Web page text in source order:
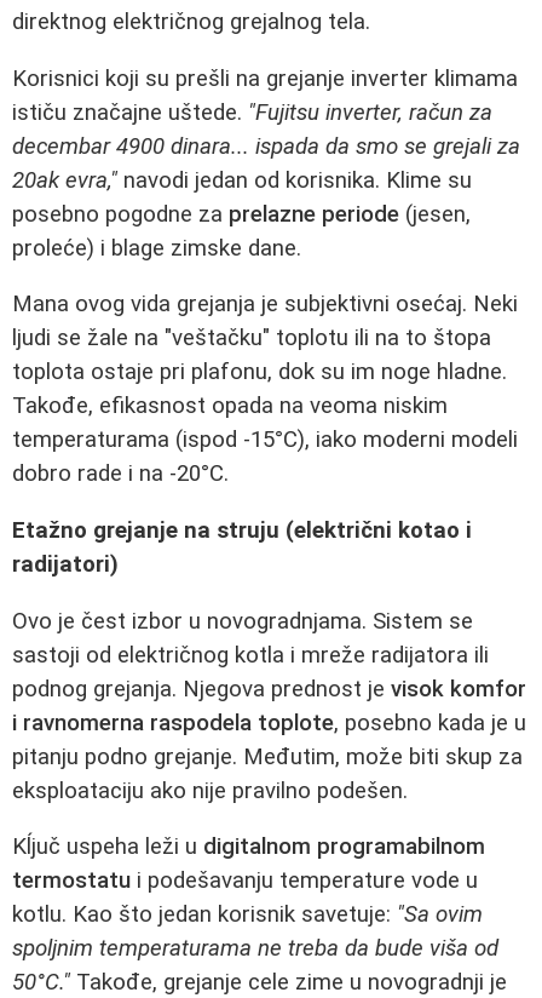
direktnog električnog grejalnog tela.
Korisnici koji su prešli na grejanje inverter klimama
ističu značajne uštede. "Fujitsu inverter, račun za
decembar 4900 dinara... ispada da smo se grejali za
20ak evra," navodi jedan od korisnika. Klime su
posebno pogodne za prelazne periode (jesen,
proleće) i blage zimske dane.
Mana ovog vida grejanja je subjektivni osećaj. Neki
ljudi se žale na "veštačku" toplotu ili na to štopa
toplota ostaje pri plafonu, dok su im noge hladne.
Takođe, efikasnost opada na veoma niskim
temperaturama (ispod -15°C), iako moderni modeli
dobro rade i na -20°C.
Etažno grejanje na struju (električni kotao i
radijatori)
Ovo je čest izbor u novogradnjama. Sistem se
sastoji od električnog kotla i mreže radijatora ili
podnog grejanja. Njegova prednost je visok komfor
i ravnomerna raspodela toplote, posebno kada je u
pitanju podno grejanje. Međutim, može biti skup za
eksploataciju ako nije pravilno podešen.
Kĺjuč uspeha leži u digitalnom programabilnom
termostatu i podešavanju temperature vode u
kotlu. Kao što jedan korisnik savetuje: "Sa ovim
spoljnim temperaturama ne treba da bude viša od
50°C." Takođe, grejanje cele zime u novogradnji je